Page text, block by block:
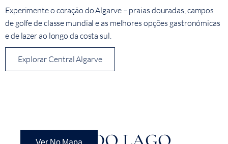
Experimente o coração do Algarve – praias douradas, campos
de golfe de classe mundial e as melhores opções gastronómicas
e de lazer ao longo da costa sul.
Explorar Central Algarve
Ver No Mapa